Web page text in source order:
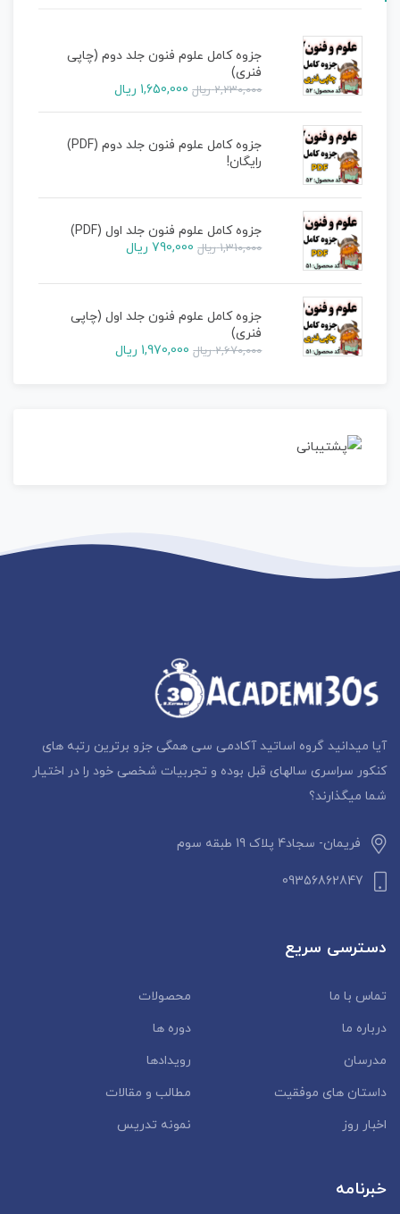
جزوه کامل علوم فنون جلد دوم (چاپی
فنری)
2,230,000 ریال 1,650,000 ریال
جزوه کامل علوم فنون جلد دوم (PDF)
رایگان!
جزوه کامل علوم فنون جلد اول (PDF)
1,310,000 ریال 790,000 ریال
جزوه کامل علوم فنون جلد اول (چاپی
فنری)
2,670,000 ریال 1,970,000 ریال
آیا میدانید گروه اساتید آکادمی سی همگی جزو برترین رتبه های
کنکور سراسری سالهای قبل بوده و تجربیات شخصی خود را در اختیار
شما میگذارند؟
فریمان- سجاد4 پلاک 19 طبقه سوم
09356862847
دسترسی سریع
تماس با ما
محصولات
درباره ما
دوره ها
مدرسان
رویدادها
داستان‌ های موفقیت
مطالب و مقالات
اخبار روز
نمونه تدریس
خبرنامه